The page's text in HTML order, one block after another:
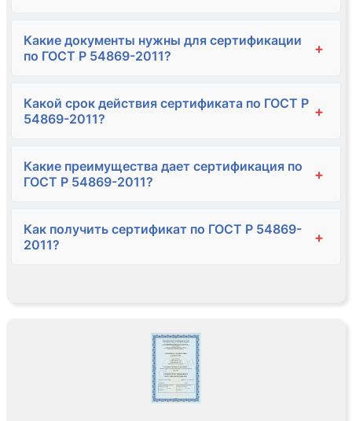
Какие документы нужны для сертификации
по ГОСТ Р 54869-2011?
+
Какой срок действия сертификата по ГОСТ Р
54869-2011?
+
Какие преимущества дает сертификация по
ГОСТ Р 54869-2011?
+
Как получить сертификат по ГОСТ Р 54869-
2011?
+